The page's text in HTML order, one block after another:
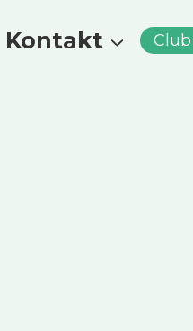
Kontakt